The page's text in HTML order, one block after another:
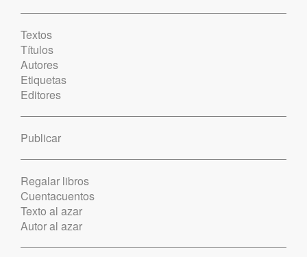
Textos
Títulos
Autores
Etiquetas
Editores
Publicar
Regalar libros
Cuentacuentos
Texto al azar
Autor al azar